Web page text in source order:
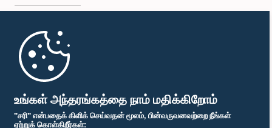
உங்கள் அந்தரங்கத்தை நாம் மதிக்கிறோம்
"சரி" என்பதைக் கிளிக் செய்வதன் மூலம், பின்வருவனவற்றை நீங்கள்
ஏற்றுக் கொள்கிறீர்கள்:
முதற்பக்கம்
பாராளுமன்ற கையடக்க செயலி